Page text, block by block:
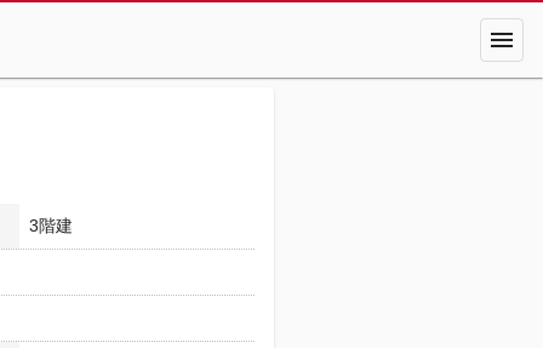
menu
3階建